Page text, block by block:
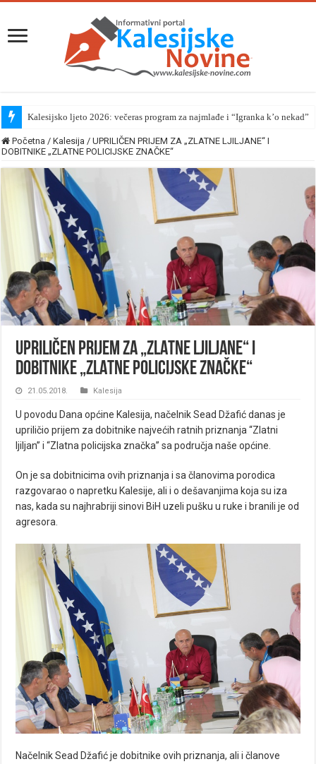
Kalesijsko ljeto 2026: večeras program za najmlađe i “Igranka k’o nekad”
Početna / Kalesija / UPRILIČEN PRIJEM ZA „ZLATNE LJILJANE“ I
DOBITNIKE „ZLATNE POLICIJSKE ZNAČKE“
UPRILIČEN PRIJEM ZA „ZLATNE LJILJANE“ I
DOBITNIKE „ZLATNE POLICIJSKE ZNAČKE“
21.05.2018. Kalesija
U povodu Dana općine Kalesija, načelnik Sead Džafić danas je
upriličio prijem za dobitnike najvećih ratnih priznanja “Zlatni
ljiljan” i “Zlatna policijska značka” sa područja naše općine.
On je sa dobitnicima ovih priznanja i sa članovima porodica
razgovarao o napretku Kalesije, ali i o dešavanjima koja su iza
nas, kada su najhrabriji sinovi BiH uzeli pušku u ruke i branili je od
agresora.
Načelnik Sead Džafić je dobitnike ovih priznanja, ali i članove